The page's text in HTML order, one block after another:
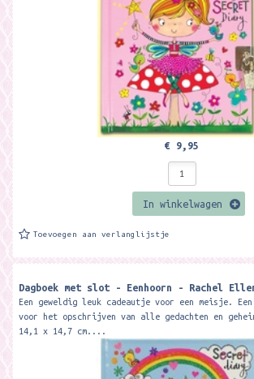
€ 9,95
In winkelwagen
Toevoegen aan verlanglijstje
Dagboek met slot - Eenhoorn - Rachel
Een geweldig leuk cadeautje voor een meisje.
voor het opschrijven van alle gedachten en
14,1 x 14,7 cm....